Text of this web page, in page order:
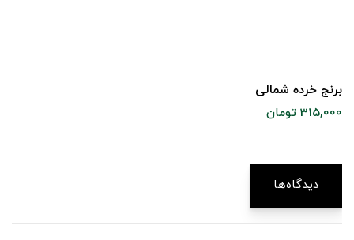
برنج خرده شمالی
315,000 تومان
دیدگاه‌ها